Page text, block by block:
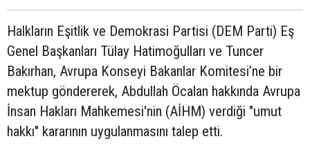
Halkların Eşitlik ve Demokrasi Partisi (DEM Parti) Eş
Genel Başkanları Tülay Hatimoğulları ve Tuncer
Bakırhan, Avrupa Konseyi Bakanlar Komitesi’ne bir
mektup göndererek, Abdullah Öcalan hakkında Avrupa
İnsan Hakları Mahkemesi'nin (AİHM) verdiği "umut
hakkı" kararının uygulanmasını talep etti.